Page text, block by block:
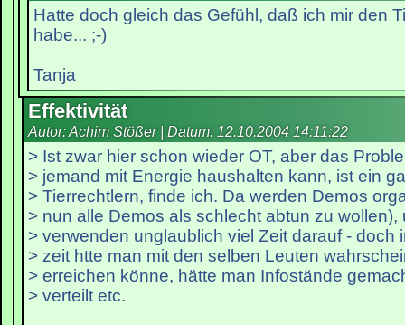
Hatte doch gleich das Gefühl, daß ich mir den
habe... ;-)
Tanja
Effektivität
Autor: Achim Stößer | Datum: 12.10.2004 14:11:22
> Ist zwar hier schon wieder OT, aber das
> jemand mit Energie haushalten kann, ist ein
> Tierrechtlern, finde ich. Da werden Demos
> nun alle Demos als schlecht abtun zu wollen),
> verwenden unglaublich viel Zeit darauf - doch
> zeit htte man mit den selben Leuten
> erreichen könne, hätte man Infostände
> verteilt etc.